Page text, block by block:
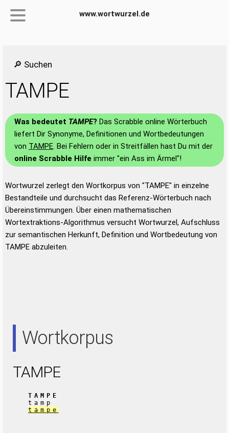
www.wortwurzel.de
🔎 Suchen
TAMPE
Was bedeutet TAMPE? Das Scrabble online Wörterbuch
liefert Dir Synonyme, Definitionen und Wortbedeutungen
von TAMPE. Bei Fehlern oder in Streitfällen hast Du mit der
online Scrabble Hilfe immer "ein Ass im Ärmel"!
Wortwurzel zerlegt den Wortkorpus von "TAMPE" in einzelne
Bestandteile und durchsucht das Referenz-Wörterbuch nach
Übereinstimmungen. Über einen mathematischen
Wortextraktions-Algorithmus versucht Wortwurzel, Aufschluss
zur semantischen Herkunft, Definition und Wortbedeutung von
TAMPE abzuleiten.
Wortkorpus
TAMPE
TAMPE
tamp
tampe